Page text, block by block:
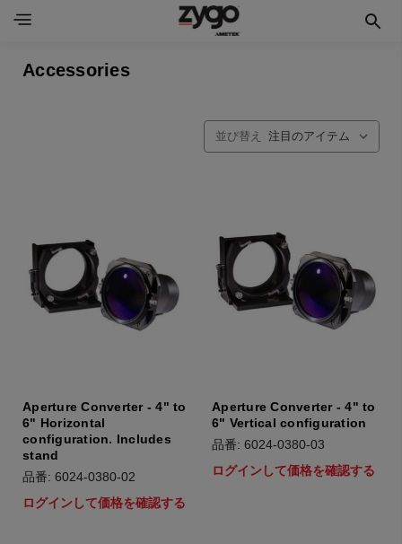
Accessories
並び替え
Aperture Converter - 4" to
6" Horizontal
configuration. Includes
stand
品番: 6024-0380-02
ログインして価格を確認する
Aperture Converter - 4" to
6" Vertical configuration
品番: 6024-0380-03
ログインして価格を確認する